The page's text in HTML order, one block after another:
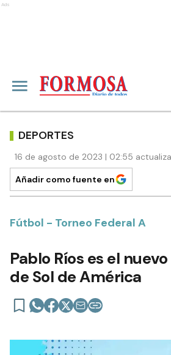
Ads
DEPORTES
16 de agosto de 2023 | 02:55
Añadir como fuente en
Fútbol - Torneo Federal A
Pablo Ríos es el
de Sol de América